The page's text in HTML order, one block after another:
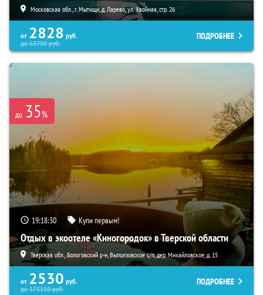
Московская обл., г. Мытищи, д. Ларево, ул. Хвойная, стр. 26
от 2828 руб.
до65700руб.
ПОДРОБНЕЕ
до 35%
19:18:28 Купи первым!
Отдых в экоотеле «Киногородок» в Тверской области
Тверская обл., Бологовский р-н, Выползовское с/п, дер. Михайловское, д. 15
от 2530 руб.
до173110руб.
ПОДРОБНЕЕ